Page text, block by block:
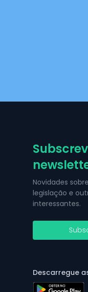
Novidades
legislação e
interessantes.
Descarregue